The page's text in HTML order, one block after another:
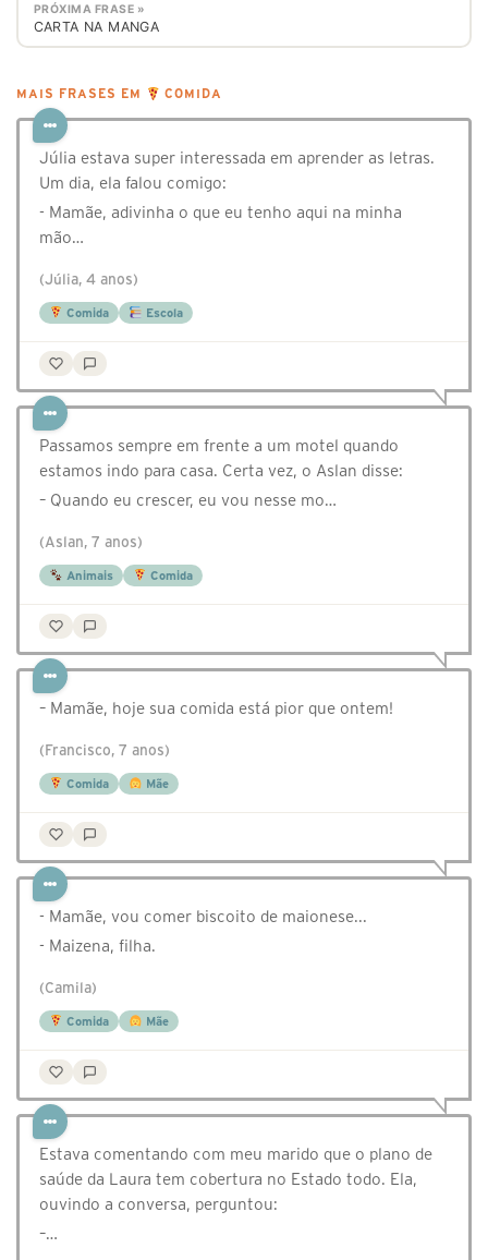
PRÓXIMA FRASE »
CARTA NA MANGA
MAIS FRASES EM COMIDA
Júlia estava super interessada em aprender as letras.
Um dia, ela falou comigo:
- Mamãe, adivinha o que eu tenho aqui na minha
mão…
(Júlia, 4 anos)
Comida Escola
Passamos sempre em frente a um motel quando
estamos indo para casa. Certa vez, o Aslan disse:
– Quando eu crescer, eu vou nesse mo…
(Aslan, 7 anos)
Animais Comida
– Mamãe, hoje sua comida está pior que ontem!
(Francisco, 7 anos)
Comida Mãe
- Mamãe, vou comer biscoito de maionese...
- Maizena, filha.
(Camila)
Comida Mãe
Estava comentando com meu marido que o plano de
saúde da Laura tem cobertura no Estado todo. Ela,
ouvindo a conversa, perguntou:
–…